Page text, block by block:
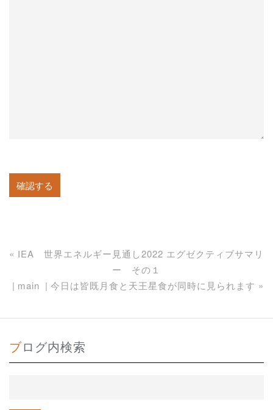
« IEA 世界エネルギー見通し2022 エグゼクティブサマリ
ー その１
main
今日は皆既月食と天王星食が同時に見られます »
ブログ内検索